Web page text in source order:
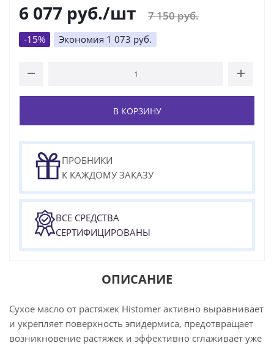
6 077 руб./шт 7 150руб.
-15% Экономия 1 073 руб.
В КОРЗИНУ
ПРОБНИКИ
К КАЖДОМУ ЗАКАЗУ
ВСЕ СРЕДСТВА
СЕРТИФИЦИРОВАНЫ
ОПИСАНИЕ
Сухое масло от растяжек Histomer активно выравнивает
и укрепляет поверхность эпидермиса, предотвращает
возникновение растяжек и эффективно сглаживает уже